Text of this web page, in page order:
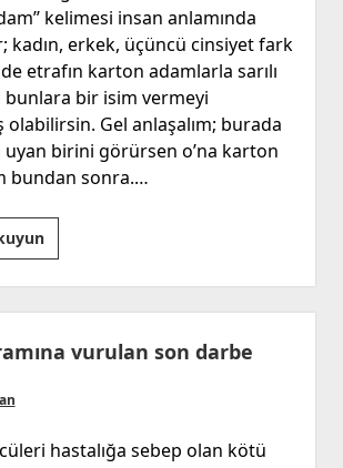
İletişim
kelimesi insan anlamında
kadın, erkek, üçüncü cinsiyet fark
etrafın karton adamlarla sarılı
bunlara bir isim vermeyi
Gel anlaşalım; burada
uyan birini görürsen o’na karton
bundan sonra.…
Karton
Adam
vurulan son darbe
hastalığa sebep olan kötü